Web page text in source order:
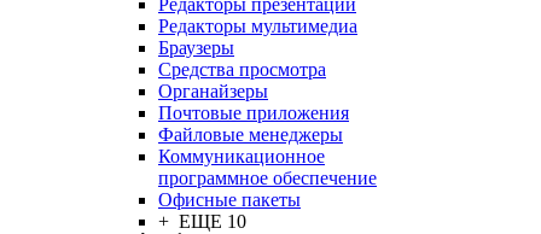
Редакторы презентаций
Редакторы мультимедиа
Браузеры
Средства просмотра
Органайзеры
Почтовые приложения
Файловые менеджеры
Коммуникационное
программное обеспечение
Офисные пакеты
+ ЕЩЕ 10